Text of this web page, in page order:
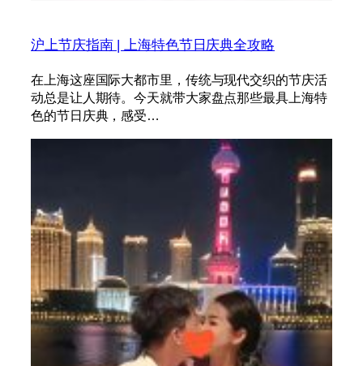
沪上节庆指南 | 上海特色节日庆典全攻略
在上海这座国际大都市里，传统与现代交织的节庆活
动总是让人期待。今天就带大家盘点那些最具上海特
色的节日庆典，感受…